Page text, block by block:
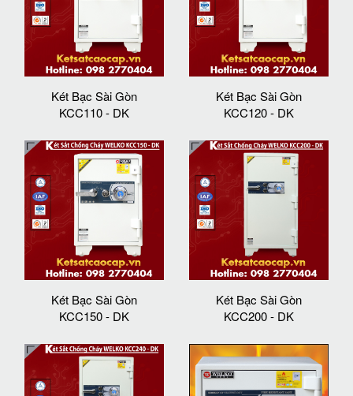
Két Bạc Sài Gòn
KCC110 - DK
Két Bạc Sài Gòn
KCC120 - DK
Két Bạc Sài Gòn
KCC150 - DK
Két Bạc Sài Gòn
KCC200 - DK